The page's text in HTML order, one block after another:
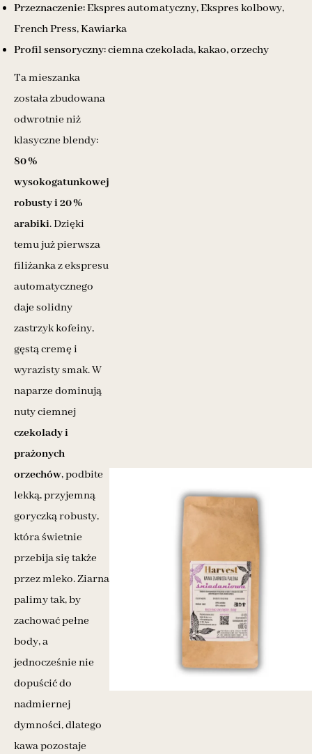
Przeznaczenie:Ekspres automatyczny, Ekspres kolbowy,
French Press, Kawiarka
Profil sensoryczny:ciemna czekolada, kakao, orzechy
Ta mieszanka
została zbudowana
odwrotnie niż
klasyczne blendy:
80 %
wysokogatunkowej
robusty i 20 %
arabiki. Dzięki
temu już pierwsza
filiżanka z ekspresu
automatycznego
daje solidny
zastrzyk kofeiny,
gęstą cremę i
wyrazisty smak. W
naparze dominują
nuty ciemnej
czekolady i
prażonych
orzechów, podbite
lekką, przyjemną
goryczką robusty,
która świetnie
przebija się także
przez mleko. Ziarna
palimy tak, by
zachować pełne
body, a
jednocześnie nie
dopuścić do
nadmiernej
dymności, dlatego
kawa pozostaje